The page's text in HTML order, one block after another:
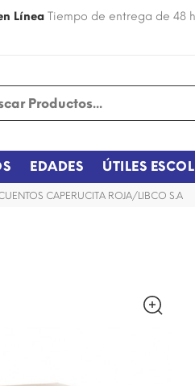
Línea Tiempo de entrega de 48
EDADES ÚTILES
CAPERUCITA ROJA/LIBCO S.A